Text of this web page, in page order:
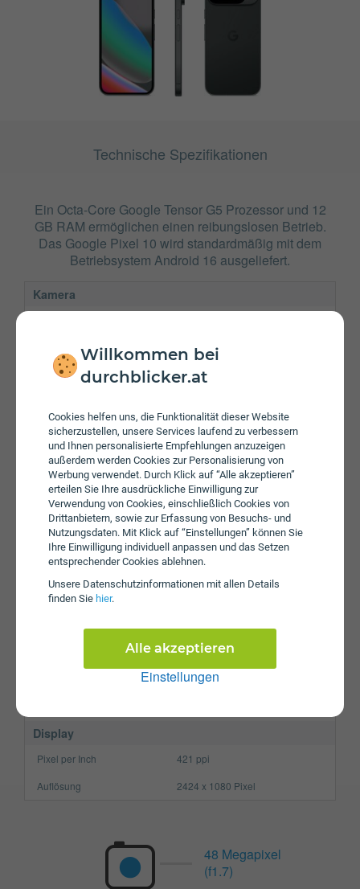
Willkommen bei
durchblicker.at
Cookies helfen uns, die Funktionalität dieser Website
sicherzustellen, unsere Services laufend zu verbessern
und Ihnen personalisierte Empfehlungen anzuzeigen
außerdem werden Cookies zur Personalisierung von
Werbung verwendet. Durch Klick auf “Alle akzeptieren”
erteilen Sie Ihre ausdrückliche Einwilligung zur
Verwendung von Cookies, einschließlich Cookies von
Drittanbietern, sowie zur Erfassung von Besuchs- und
Nutzungsdaten. Mit Klick auf “Einstellungen” können Sie
Ihre Einwilligung individuell anpassen und das Setzen
entsprechender Cookies ablehnen.
Unsere Daten­schutz­informationen mit allen Details
finden Sie hier.
Einstellungen
Alle akzeptieren
Technische Spezifikationen
Ein Octa-Core Google Tensor G5 Prozessor und 12
GB RAM ermöglichen einen reibungslosen Betrieb.
Das Google Pixel 10 wird standardmäßig mit dem
Betriebsystem Android 16 ausgeliefert.
Kamera
Hauptkamera
8000 x 6000 Pixel
Verbindung
NFC
WLAN
a/b/g/n/ac/ax
Gerät
Akku
4970 mAh
Speicherkarte
Betriebssystem
Android 16
Prozessor
Octa-Core
Nano-SIM
152.8 x 72 x 8.6 mm
Display
Pixel per Inch
421 ppi
Auflösung
2424 x 1080 Pixel
48 Megapixel
(f1.7)